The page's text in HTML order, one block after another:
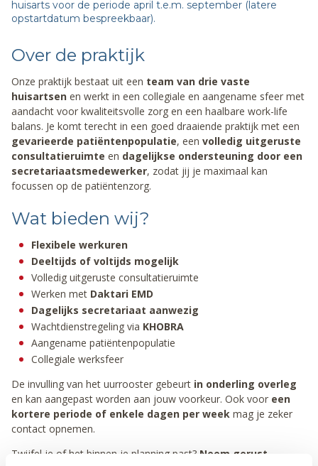
huisarts voor de periode april t.e.m. september (latere
opstartdatum bespreekbaar).
Over de praktijk
Onze praktijk bestaat uit een team van drie vaste
huisartsen en werkt in een collegiale en aangename sfeer met
aandacht voor kwaliteitsvolle zorg en een haalbare work-life
balans. Je komt terecht in een goed draaiende praktijk met een
gevarieerde patiëntenpopulatie, een volledig uitgeruste
consultatieruimte en dagelijkse ondersteuning door een
secretariaatsmedewerker, zodat jij je maximaal kan
focussen op de patiëntenzorg.
Wat bieden wij?
Flexibele werkuren
Deeltijds of voltijds mogelijk
Volledig uitgeruste consultatieruimte
Werken met Daktari EMD
Dagelijks secretariaat aanwezig
Wachtdienstregeling via KHOBRA
Aangename patiëntenpopulatie
Collegiale werksfeer
De invulling van het uurrooster gebeurt in onderling overleg
en kan aangepast worden aan jouw voorkeur. Ook voor een
kortere periode of enkele dagen per week mag je zeker
contact opnemen.
Twijfel je of het binnen je planning past? Neem gerust